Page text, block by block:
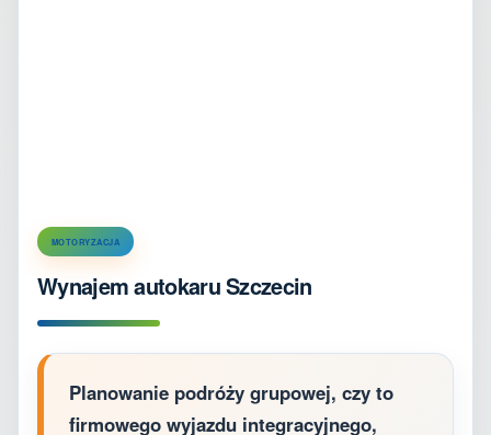
MOTORYZACJA
Wynajem autokaru Szczecin
Planowanie podróży grupowej, czy to
firmowego wyjazdu integracyjnego,